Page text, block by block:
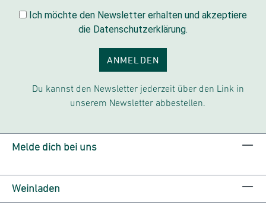
Ich möchte den Newsletter erhalten und akzeptiere
die Datenschutzerklärung.
ANMELDEN
Du kannst den Newsletter jederzeit über den Link in
unserem Newsletter abbestellen.
Melde dich bei uns
Weinladen